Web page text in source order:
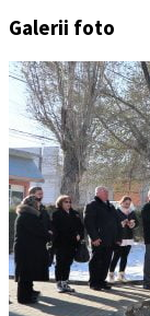
Galerii foto